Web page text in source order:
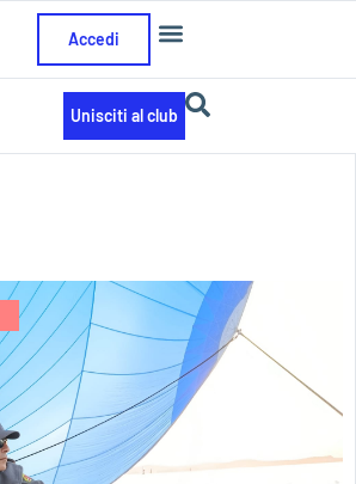
Accedi
Unisciti al club